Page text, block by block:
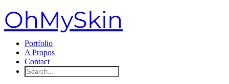
OhMySkin
Portfolio
A Propos
Contact